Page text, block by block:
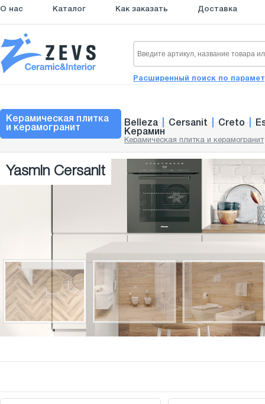
О нас Каталог Как заказать Доставка
Расширенный поиск по
Керамическая плитка
и керамогранит
Belleza Cersanit Creto
Керамин
Керамическая плитка и керамогранит
Yasmin Cersanit